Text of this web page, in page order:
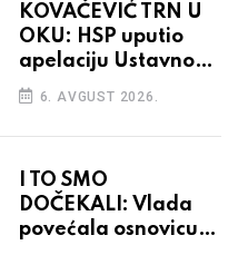
KOVAČEVIĆ TRN U
OKU: HSP uputio
apelaciju Ustavnom
sudu BiH
6. AVGUST 2026.
I TO SMO
DOČEKALI: Vlada
povećala osnovicu